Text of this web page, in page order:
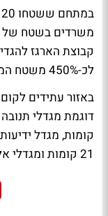
קבוצת הארגז
לכ-450% משטח המגרש.
באזור עתידים
21 קומות ומגדלי אלקו בני 45 קומות.